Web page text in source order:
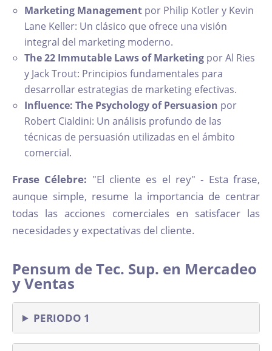
Marketing Management por Philip Kotler y Kevin
Lane Keller: Un clásico que ofrece una visión
integral del marketing moderno.
The 22 Immutable Laws of Marketing por Al Ries
y Jack Trout: Principios fundamentales para
desarrollar estrategias de marketing efectivas.
Influence: The Psychology of Persuasion por
Robert Cialdini: Un análisis profundo de las
técnicas de persuasión utilizadas en el ámbito
comercial.
Frase Célebre: "El cliente es el rey" - Esta frase,
aunque simple, resume la importancia de centrar
todas las acciones comerciales en satisfacer las
necesidades y expectativas del cliente.
Pensum de Tec. Sup. en Mercadeo
y Ventas
PERIODO 1